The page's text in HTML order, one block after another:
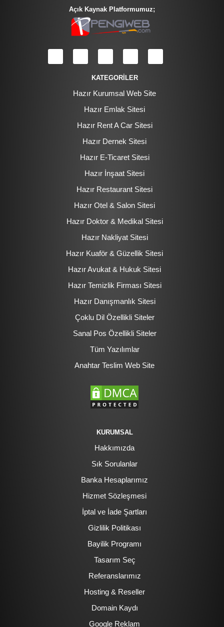
Açık Kaynak Platformumuz;
KATEGORİLER
Hazır Kurumsal Web Site
Hazır Emlak Sitesi
Hazır Rent A Car Sitesi
Hazır Dernek Sitesi
Hazır E-Ticaret Sitesi
Hazır İnşaat Sitesi
Hazır Restaurant Sitesi
Hazır Otel & Salon Sitesi
Hazır Doktor & Medikal Sitesi
Hazır Nakliyat Sitesi
Hazır Kuaför & Güzellik Sitesi
Hazır Avukat & Hukuk Sitesi
Hazır Temizlik Firması Sitesi
Hazır Danışmanlık Sitesi
Çoklu Dil Özellikli Siteler
Sanal Pos Özellikli Siteler
Tüm Yazılımlar
Anahtar Teslim Web Site
KURUMSAL
Hakkımızda
Sık Sorulanlar
Banka Hesaplarımız
Hizmet Sözleşmesi
İptal ve İade Şartları
Gizlilik Politikası
Bayilik Programı
Tasarım Seç
Referanslarımız
Hosting & Reseller
Domain Kaydı
Google Reklam